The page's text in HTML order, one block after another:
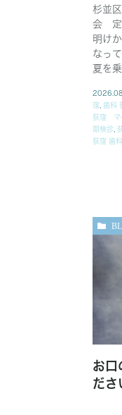
杉並
会 定
明け
なっ
夏を
窪
歯科
荻窪 マ
期検診
荻窪 歯
お口
ださ